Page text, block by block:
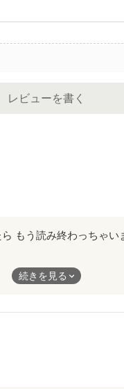
レビューを書く
続きを見る